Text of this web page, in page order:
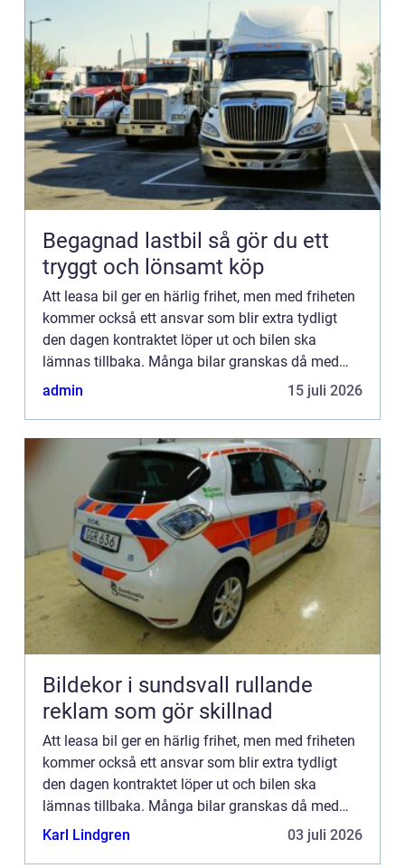
Begagnad lastbil så gör du ett
tryggt och lönsamt köp
Att leasa bil ger en härlig frihet, men med friheten
kommer också ett ansvar som blir extra tydligt
den dagen kontraktet löper ut och bilen ska
lämnas tillbaka. Många bilar granskas då med
lupp, och det som börja...
admin 15 juli 2026
Bildekor i sundsvall rullande
reklam som gör skillnad
Att leasa bil ger en härlig frihet, men med friheten
kommer också ett ansvar som blir extra tydligt
den dagen kontraktet löper ut och bilen ska
lämnas tillbaka. Många bilar granskas då med
lupp, och det som börja...
Karl Lindgren 03 juli 2026